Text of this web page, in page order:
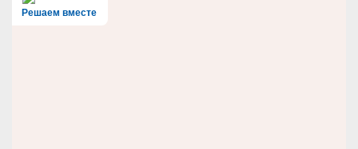
Решаем вместе